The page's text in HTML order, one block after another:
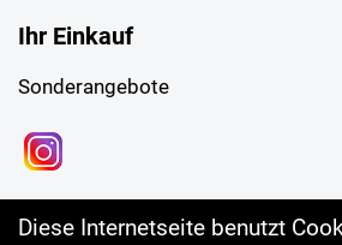
Ihr Einkauf
Sonderangebote
Diese Internetseite benutzt